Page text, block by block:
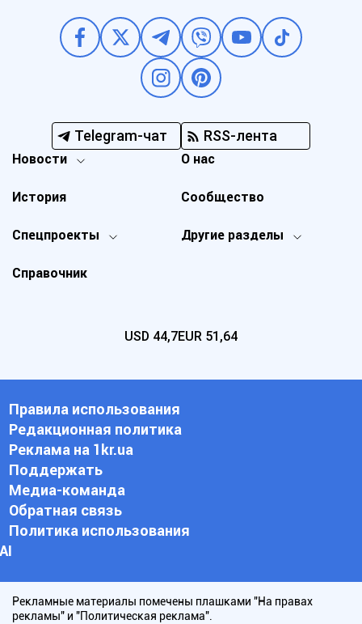
Telegram-чат RSS-лента
Новости
Спецпроекты Другие разделы
История
О нас
Справочник
Сообщество
USD 44,7EUR 51,64
Правила использования
Редакционная политика
Реклама на 1kr.ua
Поддержать
Медиа-команда
Обратная связь
Политика использования
АI
Рекламные материалы помечены плашками "На правах
рекламы" и "Политическая реклама".